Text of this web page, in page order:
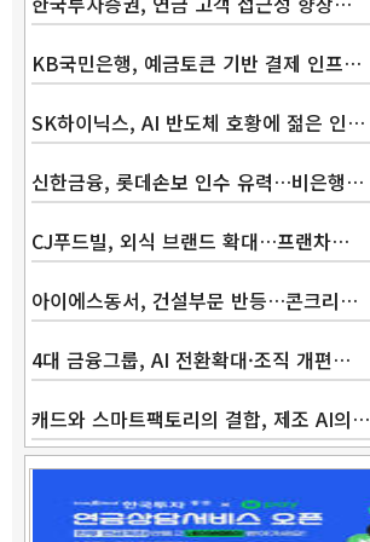
KB국민은행, 예금토큰 기반 결제 인프…
SK하이닉스, AI 반도체 호황에 젊은 인…
신한금융, 롯데손보 인수 유력…비은행…
CJ푸드빌, 외식 브랜드 확대…프랜차…
아이에스동서, 건설부문 반등…콘크리…
4대 금융그룹, AI 전환확대·조직 개편…
캐드와 스마트팩토리의 결합, 제조 AI의…